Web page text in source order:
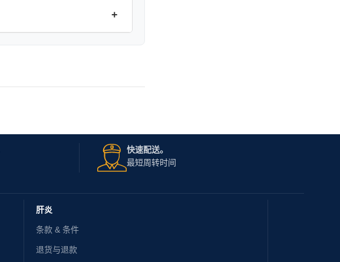
+
快速配送。
最短周转时间
肝炎
条款 & 条件
退货与退款